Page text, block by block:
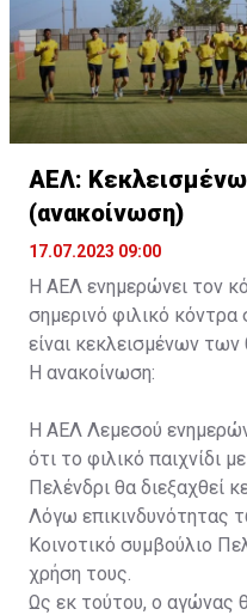
ΑΕΛ:
(ανακοίνωση)
17.07.2023 09:00
Η ΑΕΛ ενημερώνει τον
σημερινό φιλικό
είναι κεκλεισμένων των
Η ανακοίνωση:
Η ΑΕΛ Λεμεσού
ότι το φιλικό παιχνίδι
Πελένδρι θα διεξαχθεί
Λόγω επικινδυνότητας
Κοινοτικό συμβούλιο
χρήση τους.
Ως εκ τούτου, ο αγώνας